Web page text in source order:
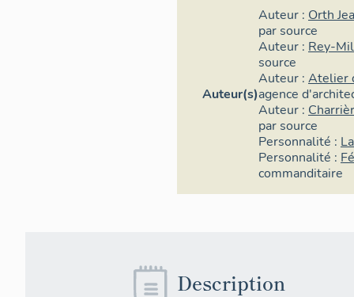
suivent un
équivalentes à
même dans le
sur la hauteur
supérieure du
technique
identiques
chaque niveau.
Auteur(s)
Auteur : Orth
par source
Auteur : Rey-
source
Auteur : Atelier
agence
Auteur :
par source
Personnalité :
Personnalité :
commanditaire
Description